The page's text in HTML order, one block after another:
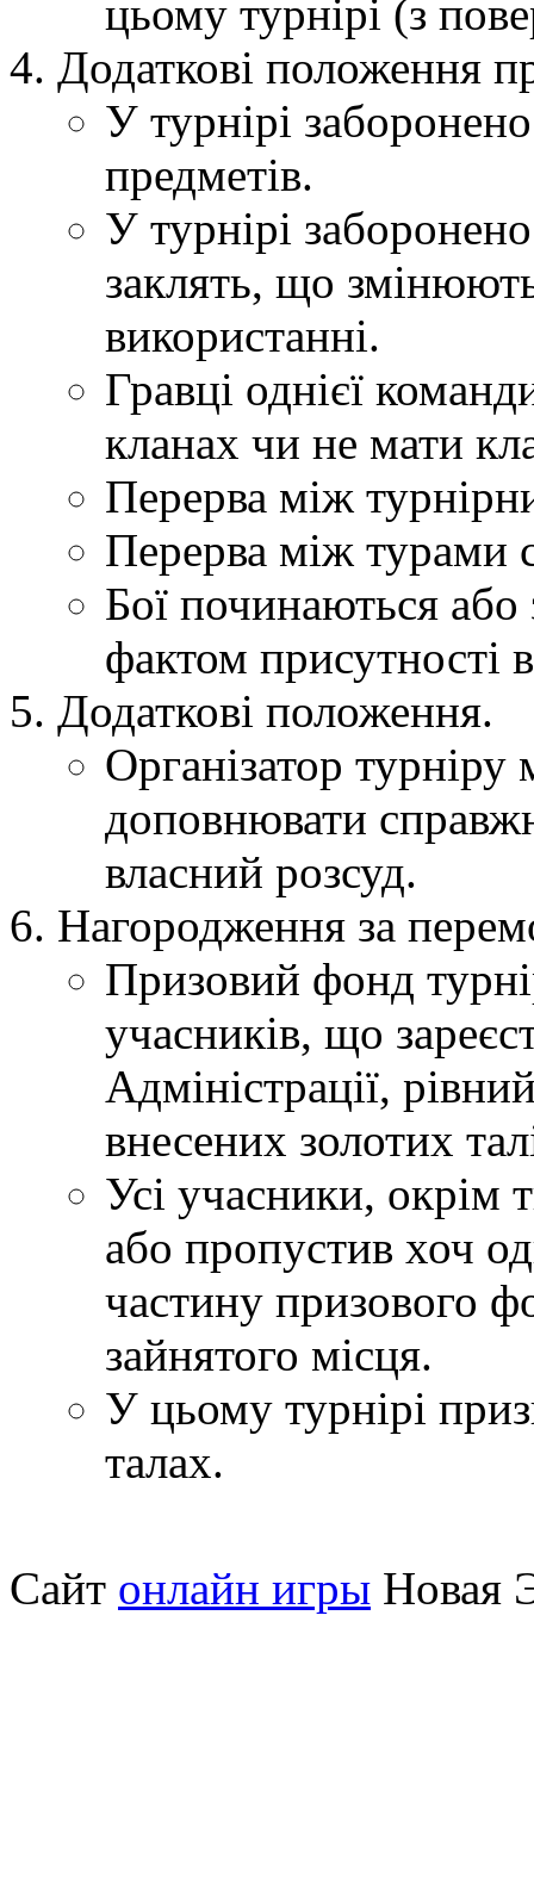
цьому турнірі (з
Додаткові положення
У турнірі
предметів.
У турнірі
заклять, що
використанні.
Гравці однієї
кланах чи не мати
Перерва між
Перерва між турами
Бої починаються або
фактом присутності
Додаткові положення.
Організатор
доповнювати
власний розсуд.
Нагородження за
Призовий фонд
учасників, що
Адміністрації,
внесених золотих
Усі учасники, окрім
або пропустив хоч
частину призового
зайнятого місця.
У цьому турнірі
талах.
Сайт онлайн игры Новая